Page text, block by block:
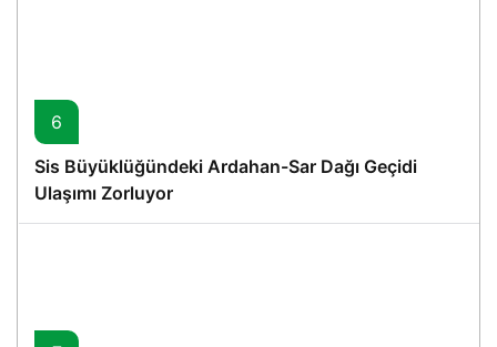
6
Sis Büyüklüğündeki Ardahan-Sar Dağı Geçidi
Ulaşımı Zorluyor